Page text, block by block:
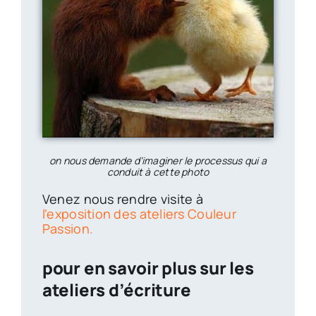
on nous demande d’imaginer le processus qui a
conduit à cette photo
Venez nous rendre visite à
l’exposition des ateliers Couleur
Passion.
pour en savoir plus sur les
ateliers d’écriture